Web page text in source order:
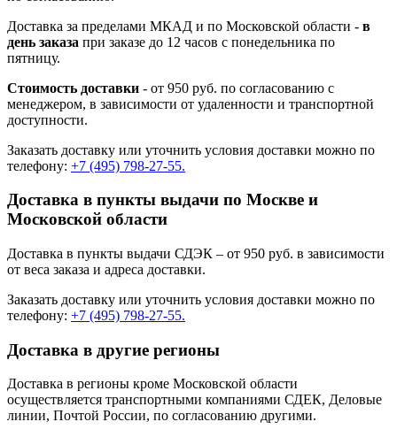
Доставка за пределами МКАД и по Московской области - в
день заказа при заказе до 12 часов с понедельника по
пятницу.
Стоимость доставки - от 950 руб. по согласованию с
менеджером, в зависимости от удаленности и транспортной
доступности.
Заказать доставку или уточнить условия доставки можно по
телефону: +7 (495) 798-27-55.
Доставка в пункты выдачи по Москве и
Московской области
Доставка в пункты выдачи СДЭК – от 950 руб. в зависимости
от веса заказа и адреса доставки.
Заказать доставку или уточнить условия доставки можно по
телефону: +7 (495) 798-27-55.
Доставка в другие регионы
Доставка в регионы кроме Московской области
осуществляется транспортными компаниями СДЕК, Деловые
линии, Почтой России, по согласованию другими.